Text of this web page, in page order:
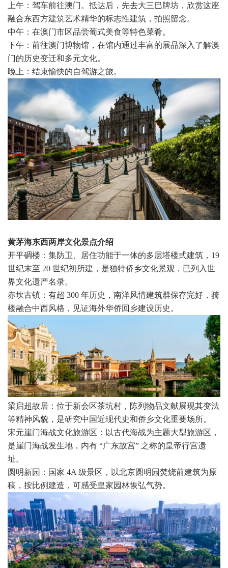
上午：驾车前往澳门。抵达后，先去大三巴牌坊，欣赏这座
融合东西方建筑艺术精华的标志性建筑，拍照留念。
中午：在澳门市区品尝葡式美食等特色菜肴。
下午：前往澳门博物馆，在馆内通过丰富的展品深入了解澳
门的历史变迁和多元文化。
晚上：结束愉快的自驾游之旅。
黄茅海东西两岸文化景点介绍
开平碉楼：集防卫、居住功能于一体的多层塔楼式建筑，19
世纪末至 20 世纪初所建，是独特侨乡文化景观，已列入世
界文化遗产名录。
赤坎古镇：有超 300 年历史，南洋风情建筑群保存完好，骑
楼融合中西风格，见证海外华侨回乡建设历史。
梁启超故居：位于新会区茶坑村，陈列物品文献展现其变法
等精神风貌，是研究中国近现代史和侨乡文化重要场所。
宋元崖门海战文化旅游区：以古代海战为主题大型旅游区，
是崖门海战发生地，内有 “广东故宫” 之称的皇帝行宫遗
址。
圆明新园：国家 4A 级景区，以北京圆明园焚烧前建筑为原
稿，按比例建造，可感受皇家园林恢弘气势。